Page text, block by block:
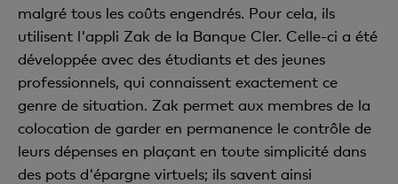
malgré tous les coûts engendrés. Pour cela, ils
utilisent l'appli Zak de la Banque Cler. Celle-ci a été
développée avec des étudiants et des jeunes
professionnels, qui connaissent exactement ce
genre de situation. Zak permet aux membres de la
colocation de garder en permanence le contrôle de
leurs dépenses en plaçant en toute simplicité dans
des pots d'épargne virtuels; ils savent ainsi